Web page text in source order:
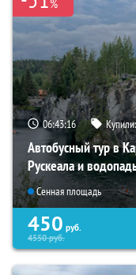
06:43:15
Автобусный тур в
Рускеала и
Сенная площадь
450 руб.
4550руб.